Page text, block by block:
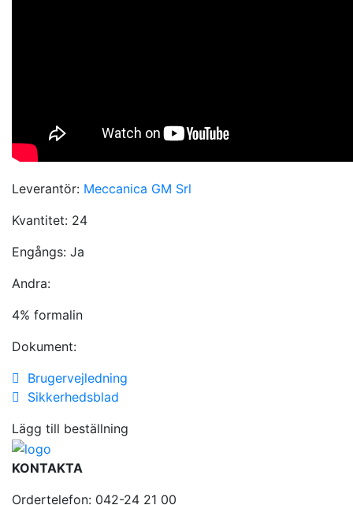
Leverantör: Meccanica GM Srl
Kvantitet: 24
Engångs: Ja
Andra:
4% formalin
Dokument:
Brugervejledning
Sikkerhedsblad
Lägg till beställning
KONTAKTA
Ordertelefon: 042-24 21 00